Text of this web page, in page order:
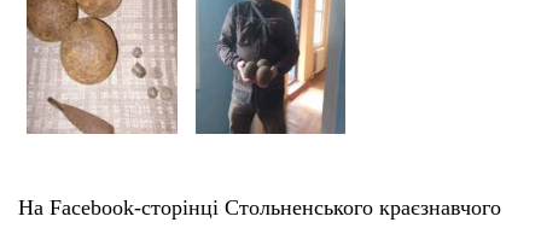
Про нас
Бюджет
На Facebook-сторінці Стольненського краєзнавчого